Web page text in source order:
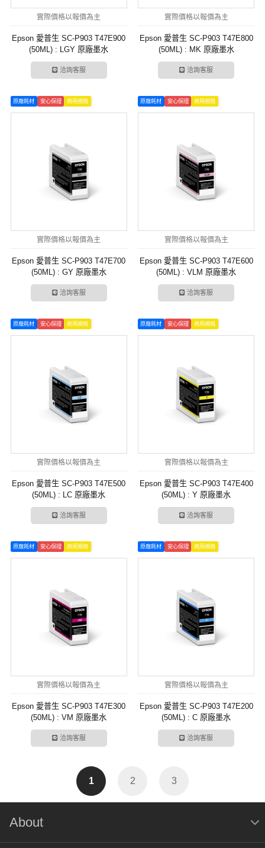
實際價格以報價為主
Epson 愛普生 SC-P903 T47E900
(50ML) : LGY 原廠墨水
洽詢客服
實際價格以報價為主
Epson 愛普生 SC-P903 T47E800
(50ML) : MK 原廠墨水
洽詢客服
原廠耗材 安心保證 商用規格
實際價格以報價為主
Epson 愛普生 SC-P903 T47E700
(50ML) : GY 原廠墨水
洽詢客服
原廠耗材 安心保證 商用規格
實際價格以報價為主
Epson 愛普生 SC-P903 T47E600
(50ML) : VLM 原廠墨水
洽詢客服
原廠耗材 安心保證 商用規格
實際價格以報價為主
Epson 愛普生 SC-P903 T47E500
(50ML) : LC 原廠墨水
洽詢客服
原廠耗材 安心保證 商用規格
實際價格以報價為主
Epson 愛普生 SC-P903 T47E400
(50ML) : Y 原廠墨水
洽詢客服
原廠耗材 安心保證 商用規格
實際價格以報價為主
Epson 愛普生 SC-P903 T47E300
(50ML) : VM 原廠墨水
洽詢客服
原廠耗材 安心保證 商用規格
實際價格以報價為主
Epson 愛普生 SC-P903 T47E200
(50ML) : C 原廠墨水
洽詢客服
1 2 3
About